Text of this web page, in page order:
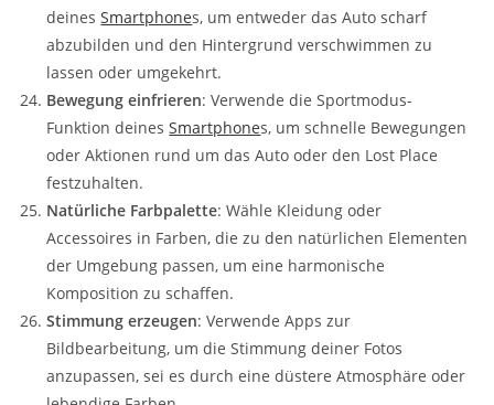
deinesSmartphones, um entweder das Auto scharf
abzubilden und den Hintergrund verschwimmen zu
lassen oder umgekehrt.
Bewegung einfrieren: Verwende die Sportmodus-
Funktion deinesSmartphones, um schnelle Bewegungen
oder Aktionen rund um das Auto oder den Lost Place
festzuhalten.
Natürliche Farbpalette: Wähle Kleidung oder
Accessoires in Farben, die zu den natürlichen Elementen
der Umgebung passen, um eine harmonische
Komposition zu schaffen.
Stimmung erzeugen: Verwende Apps zur
Bildbearbeitung, um die Stimmung deiner Fotos
anzupassen, sei es durch eine düstere Atmosphäre oder